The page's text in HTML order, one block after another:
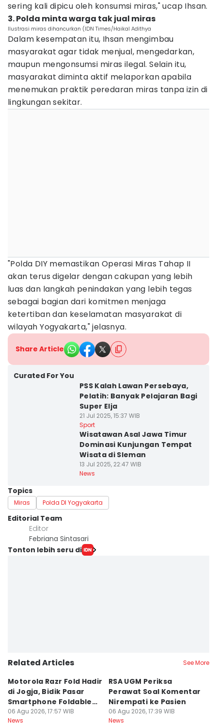
sering kali dipicu oleh konsumsi miras," ucap Ihsan.
3. Polda minta warga tak jual miras
Ilustrasi miras dihancurkan (IDN Times/Haikal Adithya
Dalam kesempatan itu, Ihsan mengimbau
masyarakat agar tidak menjual, mengedarkan,
maupun mengonsumsi miras ilegal. Selain itu,
masyarakat diminta aktif melaporkan apabila
menemukan praktik peredaran miras tanpa izin di
lingkungan sekitar.
"Polda DIY memastikan Operasi Miras Tahap II
akan terus digelar dengan cakupan yang lebih
luas dan langkah penindakan yang lebih tegas
sebagai bagian dari komitmen menjaga
ketertiban dan keselamatan masyarakat di
wilayah Yogyakarta," jelasnya.
Share Article
Curated For You
PSS Kalah Lawan Persebaya,
Pelatih: Banyak Pelajaran Bagi
Super Elja
21 Jul 2025, 15:37 WIB
Sport
Wisatawan Asal Jawa Timur
Dominasi Kunjungan Tempat
Wisata di Sleman
13 Jul 2025, 22:47 WIB
News
Topics
Miras Polda DI Yogyakarta
Editorial Team
Editor
Febriana Sintasari
Tonton lebih seru di
Related Articles See More
Motorola Razr Fold Hadir
di Jogja, Bidik Pasar
Smartphone Foldable
Premium
06 Agu 2026, 17:57 WIB
News
RSA UGM Periksa
Perawat Soal Komentar
Nirempati ke Pasien
06 Agu 2026, 17:39 WIB
News